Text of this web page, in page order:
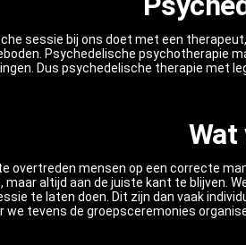
sessie bij ons doet met een
Psychedelische psychotherapie
Dus psychedelische therapie met
Wat
overtreden mensen op een correcte
maar altijd aan de juiste kant te blijven.
te laten doen. Dit zijn dan vaak
we tevens de groepsceremonies